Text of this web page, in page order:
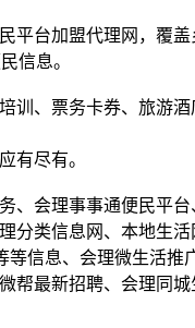
平台加盟代理网，覆
信息。
、票务卡券、旅游酒
有尽有。
、会理事事通便民平
分类信息网、本地生
信息、会理微生活推
帮最新招聘、会理同